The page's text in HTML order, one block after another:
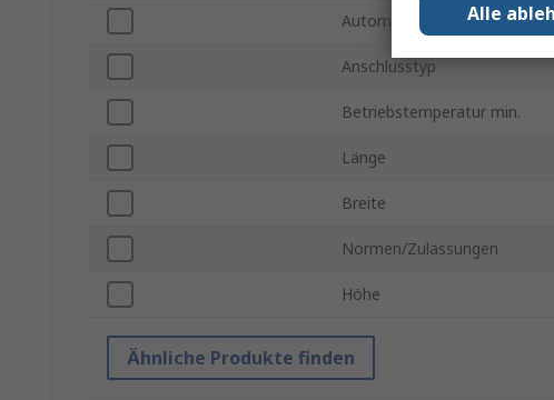
Automobilstandard
Anschlusstyp
Betriebstemperatur min.
Länge
Breite
Normen/Zulassungen
Höhe
Ähnliche Produkte finden
Alle